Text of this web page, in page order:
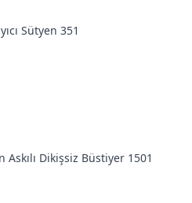
Sütyen 351
Askılı Dikişsiz Büstiyer 1501